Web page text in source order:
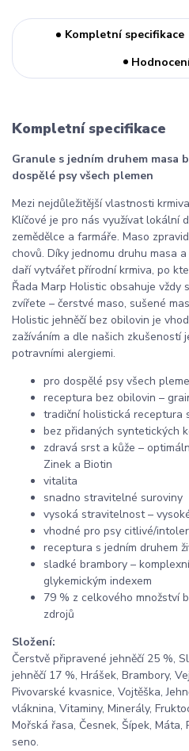
Kompletní specifikace
Kompletní specifikace
Granule s jedním druhem masa
dospělé psy všech plemen
Mezi nejdůležitější vlastnosti
Klíčové je pro nás využívat lokální
zemědělce a farmáře. Maso
chovů. Díky jednomu druhu masa
daří vytvářet přírodní krmiva, po
Řada Marp Holistic obsahuje vždy
zvířete – čerstvé maso, sušené
Holistic jehněčí bez obilovin je
zažíváním a dle našich zkušeností
potravními alergiemi.
pro dospělé psy všech
receptura bez obilovin –
tradiční holistická receptura
bez přidaných syntetických
zdravá srst a kůže –
Zinek a Biotin
vitalita
snadno stravitelné suroviny
vysoká stravitelnost –
vhodné pro psy citlivé/
receptura s jedním druhem
sladké brambory –
glykemickým indexem
79 % z celkového množství
zdrojů
Složení:
Čerstvě připravené jehněčí 25 %,
jehněčí 17 %, Hrášek, Brambory,
Pivovarské kvasnice, Vojtěška,
vláknina, Vitaminy, Minerály,
Mořská řasa, Česnek, Šípek, Máta,
seno.